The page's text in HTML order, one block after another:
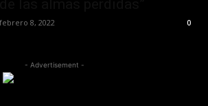
febrero 8, 2022 0
- Advertisement -